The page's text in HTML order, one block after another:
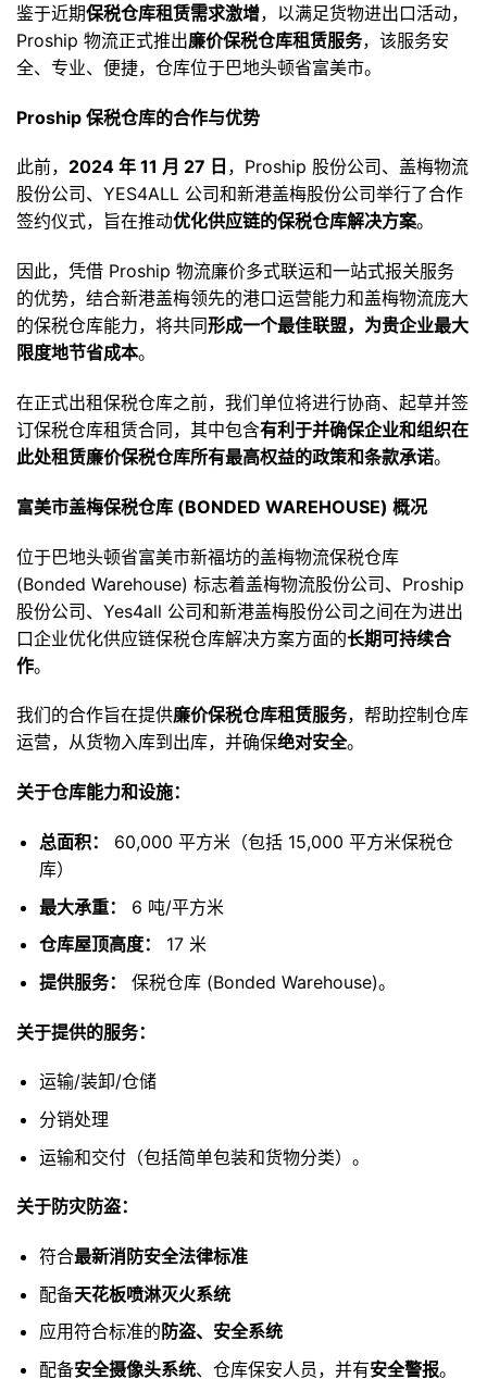
鉴于近期保税仓库租赁需求激增，以满足货物进出口活动，
Proship 物流正式推出廉价保税仓库租赁服务，该服务安
全、专业、便捷，仓库位于巴地头顿省富美市。
Proship 保税仓库的合作与优势
此前， 2024 年 11 月 27 日 ，Proship 股份公司、盖梅物流
股份公司、YES4ALL 公司和新港盖梅股份公司举行了合作
签约仪式，旨在推动优化供应链的保税仓库解决方案。
因此，凭借 Proship 物流廉价多式联运和一站式报关服务
的优势，结合新港盖梅领先的港口运营能力和盖梅物流庞大
的保税仓库能力，将共同形成一个最佳联盟，为贵企业最大
限度地节省成本。
在正式出租保税仓库之前，我们单位将进行协商、起草并签
订保税仓库租赁合同，其中包含有利于并确保企业和组织在
此处租赁廉价保税仓库所有最高权益的政策和条款承诺。
富美市盖梅保税仓库 (BONDED WAREHOUSE) 概况
位于巴地头顿省富美市新福坊的盖梅物流保税仓库
(Bonded Warehouse) 标志着盖梅物流股份公司、Proship
股份公司、Yes4all 公司和新港盖梅股份公司之间在为进出
口企业优化供应链保税仓库解决方案方面的长期可持续合
作。
我们的合作旨在提供廉价保税仓库租赁服务，帮助控制仓库
运营，从货物入库到出库，并确保绝对安全。
关于仓库能力和设施：
总面积：
60,000 平方米（包括 15,000 平方米保税仓
库）
最大承重：
6 吨/平方米
仓库屋顶高度：
17 米
提供服务：
保税仓库 (Bonded Warehouse)。
关于提供的服务：
运输/装卸/仓储
分销处理
运输和交付（包括简单包装和货物分类）。
关于防灾防盗：
符合最新消防安全法律标准
配备天花板喷淋灭火系统
应用符合标准的 防盗、安全系统
配备安全摄像头系统、仓库保安人员，并有安全警报。